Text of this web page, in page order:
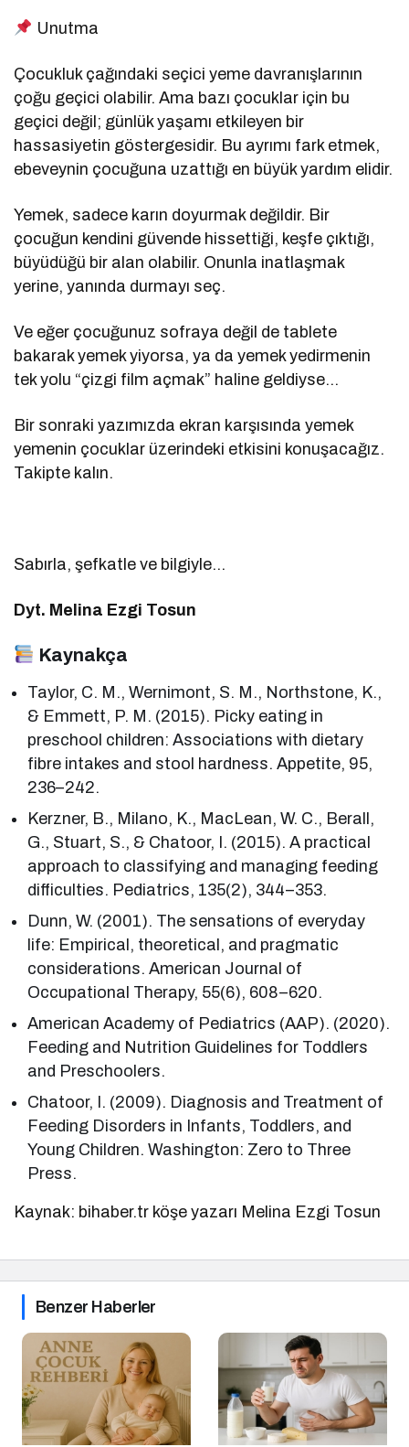
Unutma
Çocukluk çağındaki seçici yeme davranışlarının
çoğu geçici olabilir. Ama bazı çocuklar için bu
geçici değil; günlük yaşamı etkileyen bir
hassasiyetin göstergesidir. Bu ayrımı fark etmek,
ebeveynin çocuğuna uzattığı en büyük yardım elidir.
Yemek, sadece karın doyurmak değildir. Bir
çocuğun kendini güvende hissettiği, keşfe çıktığı,
büyüdüğü bir alan olabilir. Onunla inatlaşmak
yerine, yanında durmayı seç.
Ve eğer çocuğunuz sofraya değil de tablete
bakarak yemek yiyorsa, ya da yemek yedirmenin
tek yolu “çizgi film açmak” haline geldiyse…
Bir sonraki yazımızda ekran karşısında yemek
yemenin çocuklar üzerindeki etkisini konuşacağız.
Takipte kalın.
Sabırla, şefkatle ve bilgiyle…
Dyt. Melina Ezgi Tosun
Kaynakça
Taylor, C. M., Wernimont, S. M., Northstone, K.,
& Emmett, P. M. (2015). Picky eating in
preschool children: Associations with dietary
fibre intakes and stool hardness. Appetite, 95,
236–242.
Kerzner, B., Milano, K., MacLean, W. C., Berall,
G., Stuart, S., & Chatoor, I. (2015). A practical
approach to classifying and managing feeding
difficulties. Pediatrics, 135(2), 344–353.
Dunn, W. (2001). The sensations of everyday
life: Empirical, theoretical, and pragmatic
considerations. American Journal of
Occupational Therapy, 55(6), 608–620.
American Academy of Pediatrics (AAP). (2020).
Feeding and Nutrition Guidelines for Toddlers
and Preschoolers.
Chatoor, I. (2009). Diagnosis and Treatment of
Feeding Disorders in Infants, Toddlers, and
Young Children. Washington: Zero to Three
Press.
Kaynak: bihaber.tr köşe yazarı Melina Ezgi Tosun
Benzer Haberler